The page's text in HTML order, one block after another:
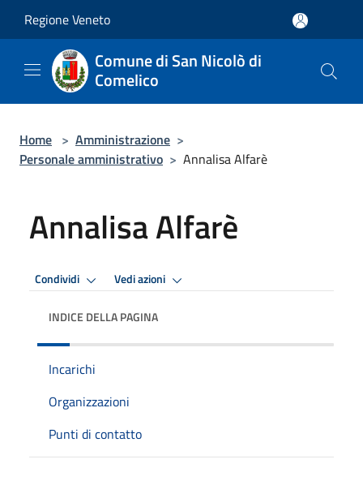
Regione Veneto
Comune di San Nicolò di
Comelico
Home > Amministrazione >
Personale amministrativo > Annalisa Alfarè
Annalisa Alfarè
Condividi Vedi azioni
INDICE DELLA PAGINA
Incarichi
Organizzazioni
Punti di contatto